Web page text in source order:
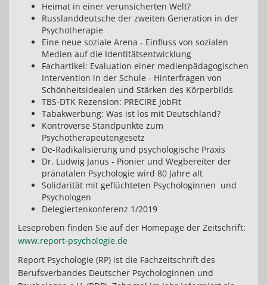
Heimat in einer verunsicherten Welt?
Russlanddeutsche der zweiten Generation in der
Psychotherapie
Eine neue soziale Arena - Einfluss von sozialen
Medien auf die Identitätsentwicklung
Fachartikel: Evaluation einer medienpädagogischen
Intervention in der Schule - Hinterfragen von
Schönheitsidealen und Stärken des Körperbilds
TBS-DTK Rezension: PRECIRE JobFit
Tabakwerbung: Was ist los mit Deutschland?
Kontroverse Standpunkte zum
Psychotherapeutengesetz
De-Radikalisierung und psychologische Praxis
Dr. Ludwig Janus - Pionier und Wegbereiter der
pränatalen Psychologie wird 80 Jahre alt
Solidarität mit geflüchteten Psychologinnen und
Psychologen
Delegiertenkonferenz 1/2019
Leseproben finden Sie auf der Homepage der Zeitschrift:
www.report-psychologie.de
Report Psychologie (RP) ist die Fachzeitschrift des
Berufsverbandes Deutscher Psychologinnen und